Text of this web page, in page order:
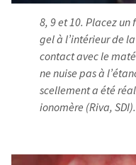
8, 9 et 10. Placez
gel à l’intérieur de
contact avec le
ne nuise pas à
scellement a été
ionomère (Riva, SDI).